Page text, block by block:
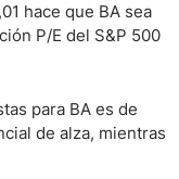
hace que BA sea
P/E del S&P 500
para BA es de
de alza, mientras